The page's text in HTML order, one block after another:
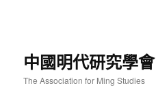
中國明代研究學會
The Association for Ming Studies